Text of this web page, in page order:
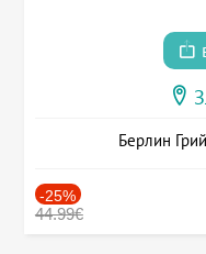
Берлин
-25%
44.99€